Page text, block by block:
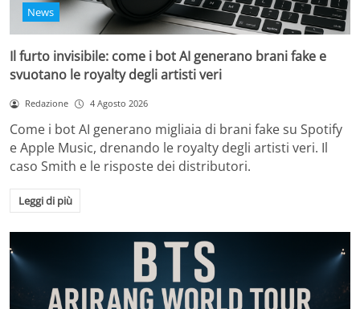
News
Il furto invisibile: come i bot AI generano brani fake e
svuotano le royalty degli artisti veri
Redazione 4 Agosto 2026
Come i bot AI generano migliaia di brani fake su Spotify
e Apple Music, drenando le royalty degli artisti veri. Il
caso Smith e le risposte dei distributori.
Leggi di più